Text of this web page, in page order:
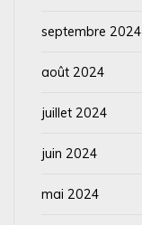
septembre 2024
août 2024
juillet 2024
juin 2024
mai 2024